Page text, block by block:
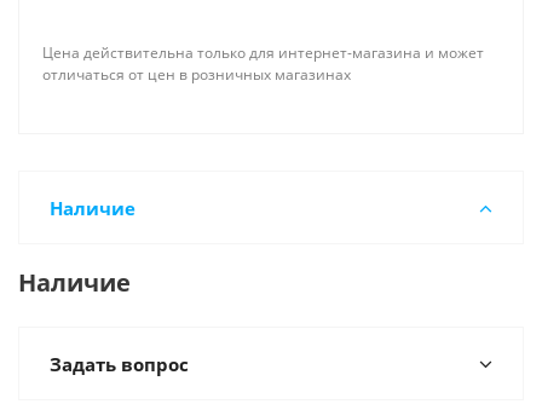
Цена действительна только для интернет-магазина и может
отличаться от цен в розничных магазинах
Наличие
Наличие
Задать вопрос